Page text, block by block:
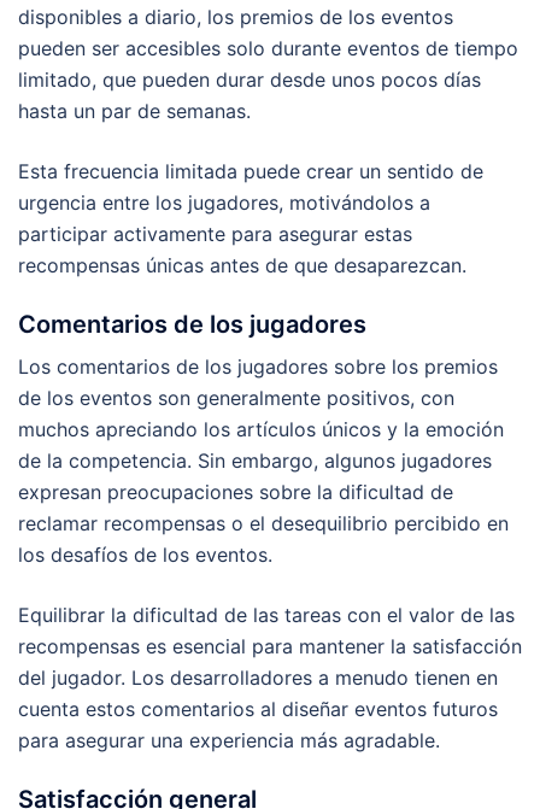
disponibles a diario, los premios de los eventos
pueden ser accesibles solo durante eventos de tiempo
limitado, que pueden durar desde unos pocos días
hasta un par de semanas.
Esta frecuencia limitada puede crear un sentido de
urgencia entre los jugadores, motivándolos a
participar activamente para asegurar estas
recompensas únicas antes de que desaparezcan.
Comentarios de los jugadores
Los comentarios de los jugadores sobre los premios
de los eventos son generalmente positivos, con
muchos apreciando los artículos únicos y la emoción
de la competencia. Sin embargo, algunos jugadores
expresan preocupaciones sobre la dificultad de
reclamar recompensas o el desequilibrio percibido en
los desafíos de los eventos.
Equilibrar la dificultad de las tareas con el valor de las
recompensas es esencial para mantener la satisfacción
del jugador. Los desarrolladores a menudo tienen en
cuenta estos comentarios al diseñar eventos futuros
para asegurar una experiencia más agradable.
Satisfacción general